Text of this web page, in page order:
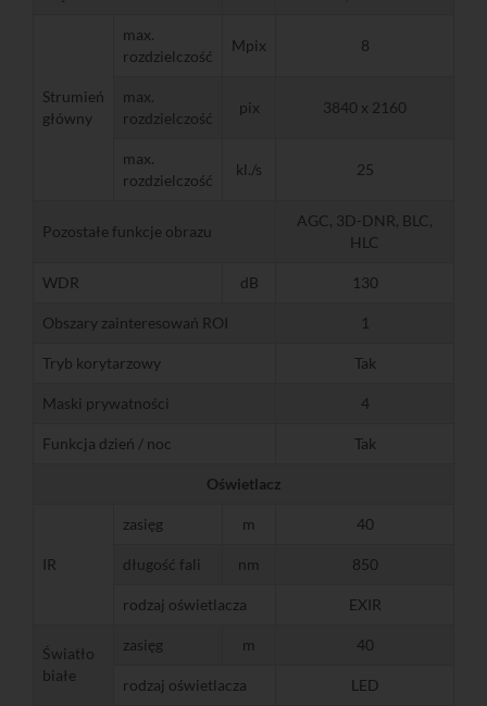
Strumień
główny
max.
rozdzielczość
Mpix 8
max.
rozdzielczość
pix 3840 x 2160
max.
rozdzielczość
kl./s 25
Pozostałe funkcje obrazu
AGC, 3D-DNR, BLC,
HLC
WDR dB 130
Obszary zainteresowań ROI 1
Tryb korytarzowy Tak
Maski prywatności 4
Funkcja dzień / noc Tak
Oświetlacz
IR
zasięg m 40
długość fali nm 850
rodzaj oświetlacza EXIR
Światło
białe
zasięg m 40
rodzaj oświetlacza LED